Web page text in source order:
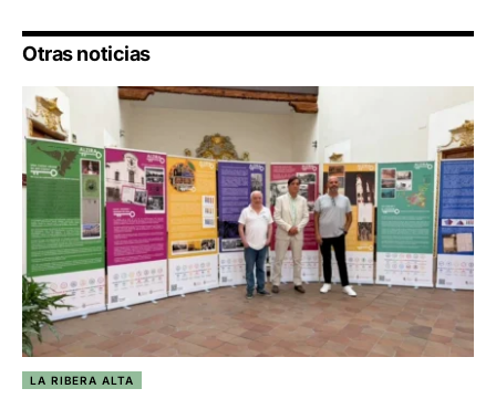
Otras noticias
LA RIBERA ALTA